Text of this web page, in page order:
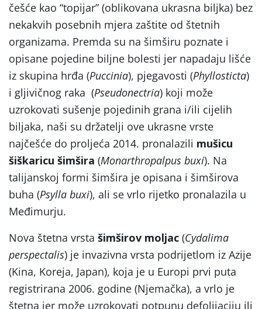
češće kao “topijar” (oblikovana ukrasna biljka) bez
nekakvih posebnih mjera zaštite od štetnih
organizama. Premda su na šimširu poznate i
opisane pojedine biljne bolesti jer napadaju lišće
iz skupina hrđa (Puccinia), pjegavosti (Phyllosticta)
i gljivičnog raka (Pseudonectria) koji može
uzrokovati sušenje pojedinih grana i/ili cijelih
biljaka, naši su držatelji ove ukrasne vrste
najčešće do proljeća 2014. pronalazili mušicu
šiškaricu šimšira (Monarthropalpus buxi). Na
talijanskoj formi šimšira je opisana i šimširova
buha (Psylla buxi), ali se vrlo rijetko pronalazila u
Međimurju.
Nova štetna vrsta šimširov moljac (Cydalima
perspectalis) je invazivna vrsta podrijetlom iz Azije
(Kina, Koreja, Japan), koja je u Europi prvi puta
registrirana 2006. godine (Njemačka), a vrlo je
štetna jer može uzrokovati potpunu defolijaciju ili